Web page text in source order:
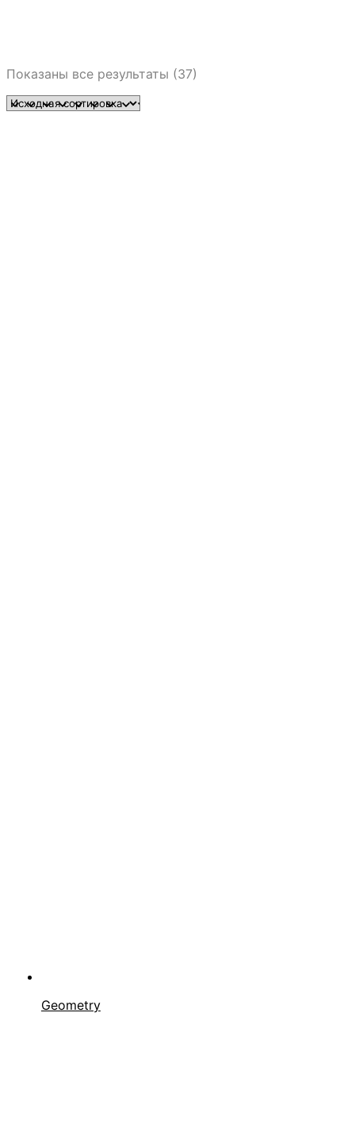
Показаны все результаты (37)
Geometry